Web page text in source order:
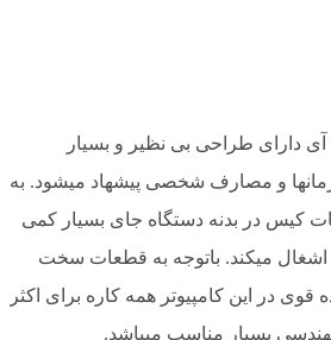
دارای طراحی بی نظیر و بسیار
و مصارف شخصی پیشهاد میشود. به
کیس در بدنه دستگاه جای بسیار کمی
میکند. باتوجه به قطعات سخت
قوی در این کامپیوتر همه کاره برای اکثر
بسیار مناسب میباشد.